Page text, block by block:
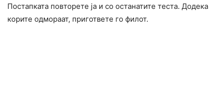
Постапката повторете ја и со останатите теста. Додека
корите одмораат, пригответе го филот.